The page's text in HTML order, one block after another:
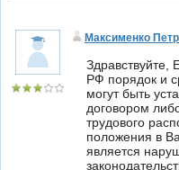
Максименко
Здравствуйте,
РФ порядок и
могут быть
договором
трудового
положения в
является